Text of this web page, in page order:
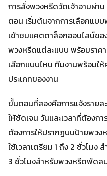
การสั่งพวงหรีดวัดเจ้าอามผ่า
ตอน เริ่มต้นจากการเลือกแบ
เข้าชมแคตตาล็อกออนไลน์ขอ
พวงหรีดแต่ละแบบ พร้อมราค
เลือกแบบไหน ทีมงานพร้อมใ
ประเภทของงาน
ขั้นตอนที่สองคือการแจ้งรายล
ให้ชัดเจน วันและเวลาที่ต้อง
ต้องการให้ปรากฏบนป้ายพวง
ใช้เวลาเตรียม 1 ถึง 2 ชั่วโม
3 ชั่วโมงสำหรับพวงหรีดพัดล